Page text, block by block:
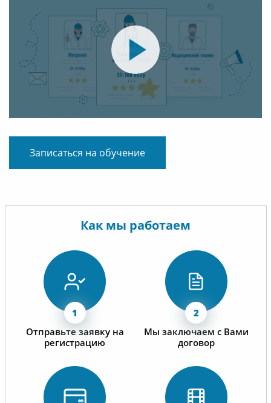
Записаться на обучение
Как мы работаем
Отправьте заявку на
регистрацию
Мы заключаем с Вами
договор